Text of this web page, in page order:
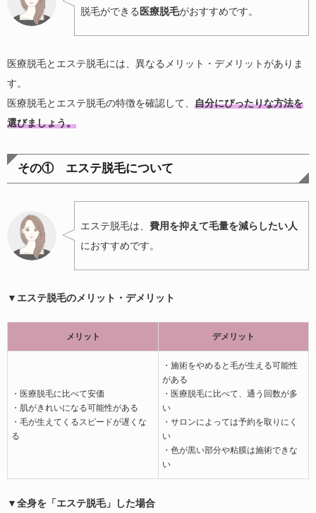
脱毛ができる 医療脱毛がおすすめです。
医療脱毛とエステ脱毛には、異なるメリット・デメリットがありま
す。
医療脱毛とエステ脱毛の特徴を確認して、 自分にぴったりな方法を
選びましょう。
その① エステ脱毛について
エステ脱毛は、 費用を抑えて毛量を減らしたい人
におすすめです。
▼エステ脱毛のメリット・デメリット
メリット デメリット
・医療脱毛に比べて安価
・肌がきれいになる可能性がある
・毛が生えてくるスピードが遅くな
る
・施術をやめると毛が生える可能性
がある
・医療脱毛に比べて、通う回数が多
い
・サロンによっては予約を取りにく
い
・色が黒い部分や粘膜は施術できな
い
▼全身を「エステ脱毛」した場合